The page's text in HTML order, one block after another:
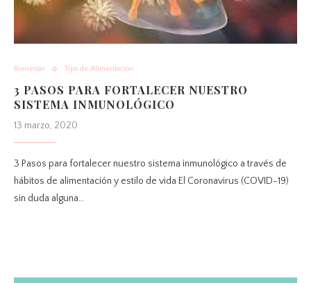
Bienestar Tips de Alimentación
3 PASOS PARA FORTALECER NUESTRO
SISTEMA INMUNOLÓGICO
13 marzo, 2020
3 Pasos para fortalecer nuestro sistema inmunológico a través de
hábitos de alimentación y estilo de vida El Coronavirus (COVID-19)
sin duda alguna…